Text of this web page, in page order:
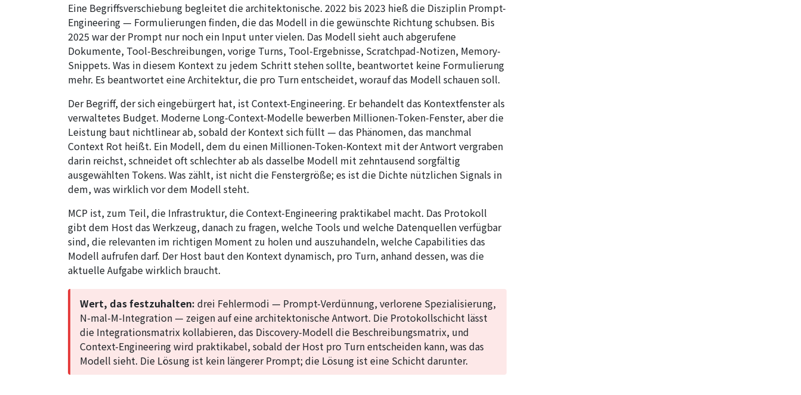
Eine Begriffsverschiebung begleitet die architektonische. 2022 bis 2023 hieß die Disziplin Prompt-
Engineering — Formulierungen finden, die das Modell in die gewünschte Richtung schubsen. Bis
2025 war der Prompt nur noch ein Input unter vielen. Das Modell sieht auch abgerufene
Dokumente, Tool-Beschreibungen, vorige Turns, Tool-Ergebnisse, Scratchpad-Notizen, Memory-
Snippets. Was in diesem Kontext zu jedem Schritt stehen sollte, beantwortet keine Formulierung
mehr. Es beantwortet eine Architektur, die pro Turn entscheidet, worauf das Modell schauen soll.
Der Begriff, der sich eingebürgert hat, ist Context-Engineering. Er behandelt das Kontextfenster als
verwaltetes Budget. Moderne Long-Context-Modelle bewerben Millionen-Token-Fenster, aber die
Leistung baut nichtlinear ab, sobald der Kontext sich füllt — das Phänomen, das manchmal
Context Rot heißt. Ein Modell, dem du einen Millionen-Token-Kontext mit der Antwort vergraben
darin reichst, schneidet oft schlechter ab als dasselbe Modell mit zehntausend sorgfältig
ausgewählten Tokens. Was zählt, ist nicht die Fenstergröße; es ist die Dichte nützlichen Signals in
dem, was wirklich vor dem Modell steht.
MCP ist, zum Teil, die Infrastruktur, die Context-Engineering praktikabel macht. Das Protokoll
gibt dem Host das Werkzeug, danach zu fragen, welche Tools und welche Datenquellen verfügbar
sind, die relevanten im richtigen Moment zu holen und auszuhandeln, welche Capabilities das
Modell aufrufen darf. Der Host baut den Kontext dynamisch, pro Turn, anhand dessen, was die
aktuelle Aufgabe wirklich braucht.
Wert, das festzuhalten: drei Fehlermodi — Prompt-Verdünnung, verlorene Spezialisierung,
N-mal-M-Integration — zeigen auf eine architektonische Antwort. Die Protokollschicht lässt
die Integrationsmatrix kollabieren, das Discovery-Modell die Beschreibungsmatrix, und
Context-Engineering wird praktikabel, sobald der Host pro Turn entscheiden kann, was das
Modell sieht. Die Lösung ist kein längerer Prompt; die Lösung ist eine Schicht darunter.